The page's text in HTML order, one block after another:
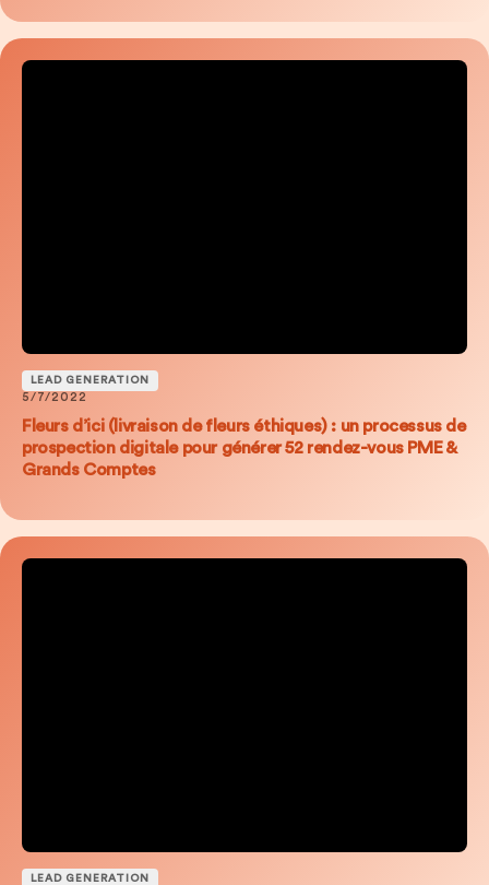
LEAD GENERATION
5/7/2022
Fleurs d’ici (livraison de fleurs éthiques) : un processus de
prospection digitale pour générer 52 rendez-vous PME &
Grands Comptes
LEAD GENERATION